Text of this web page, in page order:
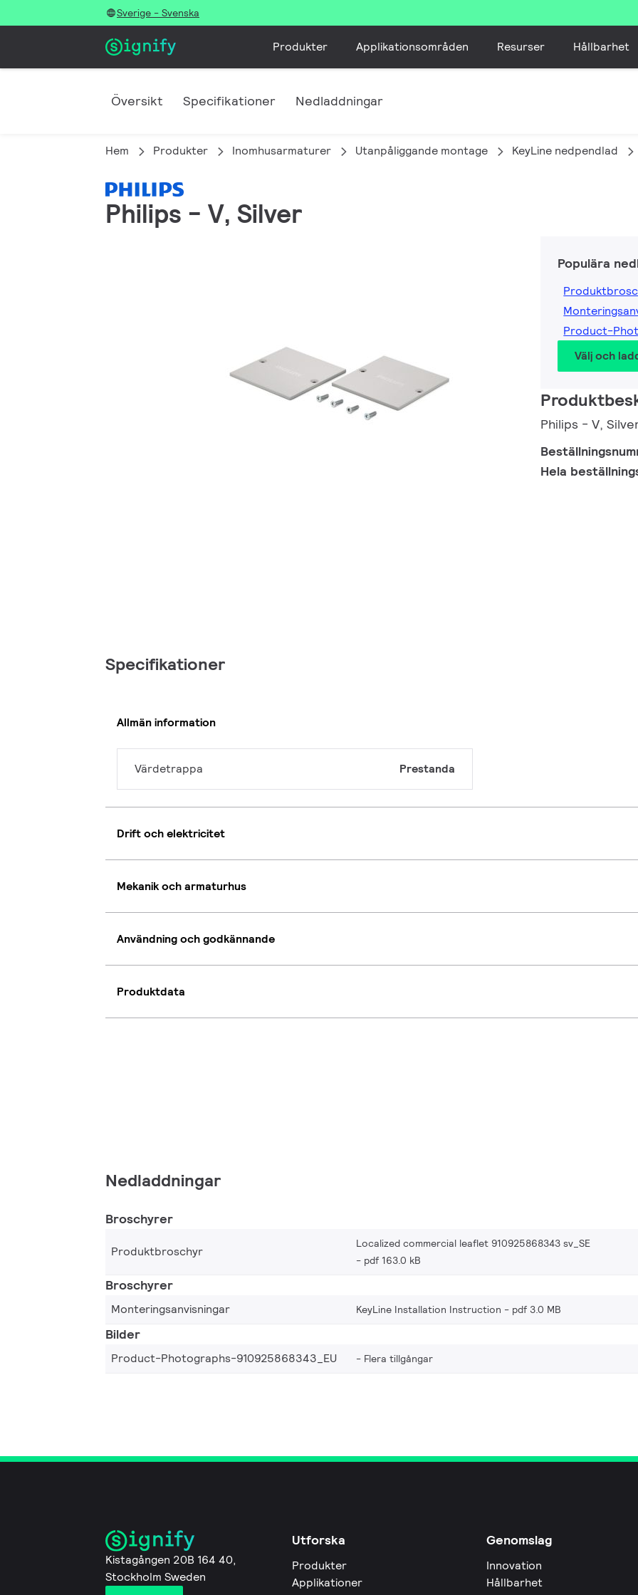
Sverige - Svenska
Produkter Applikationsområden Resurser Hållbarhet
Översikt Specifikationer Nedladdningar
Hem Produkter Inomhusarmaturer Utanpåliggande montage KeyLine nedpendlad
Philips - V, Silver
Populära
Product-
Välj och
Philips - V,
Hela
Specifikationer
Allmän information
Värdetrappa Prestanda
Drift och elektricitet
Mekanik och armaturhus
Användning och godkännande
Produktdata
Nedladdningar
Broschyrer
Produktbroschyr
Localized commercial leaflet 910925868343 sv_SE
pdf 163.0 kB
Broschyrer
Monteringsanvisningar KeyLine Installation Instruction pdf 3.0 MB
Bilder
Product-Photographs-910925868343_EU Flera tillgångar
Kistagången 20B 164 40,
Stockholm Sweden
Utforska
Produkter
Applikationer
Genomslag
Innovation
Hållbarhet